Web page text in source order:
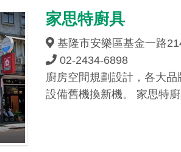
家思特廚具
基隆市安樂區基金一路
02-2434-6898
廚房空間規劃設計，各大
設備舊機換新機。 家思特